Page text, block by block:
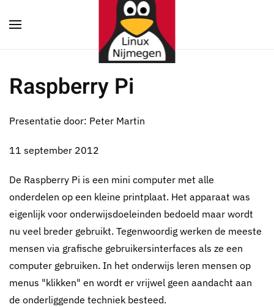
Terug naar hoofdinhoud
Raspberry Pi
Presentatie door: Peter Martin
11 september 2012
De Raspberry Pi is een mini computer met alle
onderdelen op een kleine printplaat. Het apparaat was
eigenlijk voor onderwijsdoeleinden bedoeld maar wordt
nu veel breder gebruikt. Tegenwoordig werken de meeste
mensen via grafische gebruikersinterfaces als ze een
computer gebruiken. In het onderwijs leren mensen op
menus "klikken" en wordt er vrijwel geen aandacht aan
de onderliggende techniek besteed.